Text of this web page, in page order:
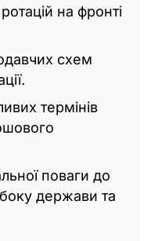
на фронті
схем
термінів
поваги до
держави та